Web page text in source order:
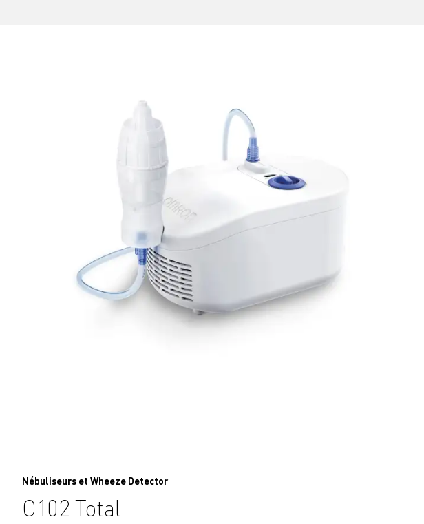
Nébuliseurs et Wheeze Detector
C102 Total